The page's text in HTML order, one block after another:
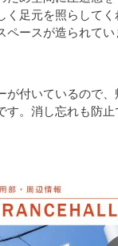
く足元を照らしてく
ースが造られてい
が付いているので
す。消し忘れも防止